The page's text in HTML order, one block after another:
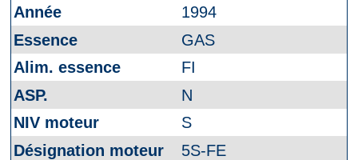
1994
GAS
FI
N
S
5S-FE